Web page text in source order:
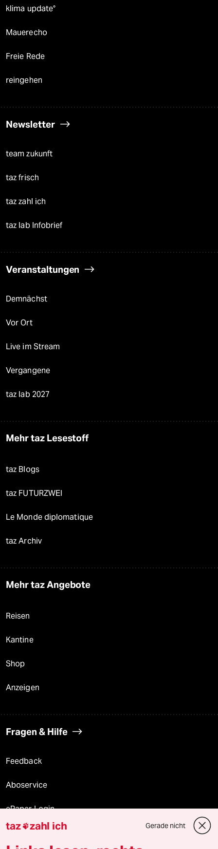
klima update°
Mauerecho
Freie Rede
reingehen
Newsletter
team zukunft
taz frisch
taz zahl ich
taz lab Infobrief
Veranstaltungen
Demnächst
Vor Ort
Live im Stream
Vergangene
taz lab 2027
Mehr taz Lesestoff
taz Blogs
taz FUTURZWEI
Le Monde diplomatique
taz Archiv
Mehr taz Angebote
Reisen
Kantine
Shop
Anzeigen
Fragen & Hilfe
Feedback
Aboservice
ePaper Login
Downloads für Abonnierende
taz zahl ich Gerade nicht